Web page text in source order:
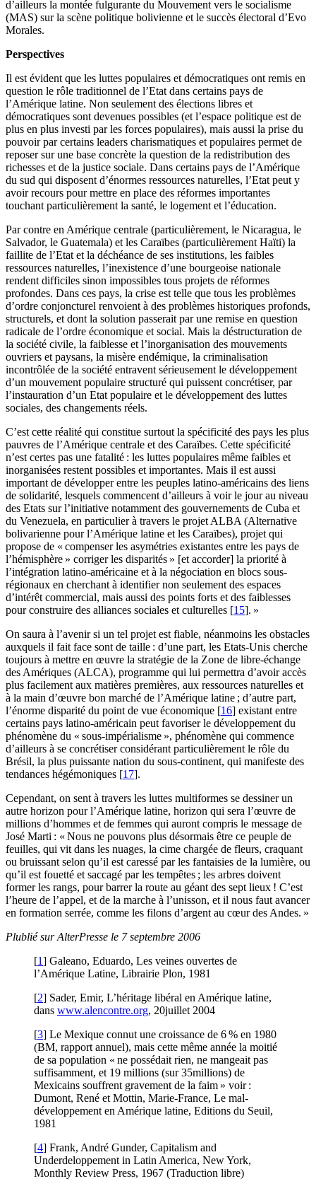
d’ailleurs la montée fulgurante du Mouvement vers le socialisme
(MAS) sur la scène politique bolivienne et le succès électoral d’Evo
Morales.
Perspectives
Il est évident que les luttes populaires et démocratiques ont remis en
question le rôle traditionnel de l’Etat dans certains pays de
l’Amérique latine. Non seulement des élections libres et
démocratiques sont devenues possibles (et l’espace politique est de
plus en plus investi par les forces populaires), mais aussi la prise du
pouvoir par certains leaders charismatiques et populaires permet de
reposer sur une base concrète la question de la redistribution des
richesses et de la justice sociale. Dans certains pays de l’Amérique
du sud qui disposent d’énormes ressources naturelles, l’Etat peut y
avoir recours pour mettre en place des réformes importantes
touchant particulièrement la santé, le logement et l’éducation.
Par contre en Amérique centrale (particulièrement, le Nicaragua, le
Salvador, le Guatemala) et les Caraïbes (particulièrement Haïti) la
faillite de l’Etat et la déchéance de ses institutions, les faibles
ressources naturelles, l’inexistence d’une bourgeoise nationale
rendent difficiles sinon impossibles tous projets de réformes
profondes. Dans ces pays, la crise est telle que tous les problèmes
d’ordre conjoncturel renvoient à des problèmes historiques profonds,
structurels, et dont la solution passerait par une remise en question
radicale de l’ordre économique et social. Mais la déstructuration de
la société civile, la faiblesse et l’inorganisation des mouvements
ouvriers et paysans, la misère endémique, la criminalisation
incontrôlée de la société entravent sérieusement le développement
d’un mouvement populaire structuré qui puissent concrétiser, par
l’instauration d’un Etat populaire et le développement des luttes
sociales, des changements réels.
C’est cette réalité qui constitue surtout la spécificité des pays les plus
pauvres de l’Amérique centrale et des Caraïbes. Cette spécificité
n’est certes pas une fatalité : les luttes populaires même faibles et
inorganisées restent possibles et importantes. Mais il est aussi
important de développer entre les peuples latino-américains des liens
de solidarité, lesquels commencent d’ailleurs à voir le jour au niveau
des Etats sur l’initiative notamment des gouvernements de Cuba et
du Venezuela, en particulier à travers le projet ALBA (Alternative
bolivarienne pour l’Amérique latine et les Caraïbes), projet qui
propose de « compenser les asymétries existantes entre les pays de
l’hémisphère » corriger les disparités » [et accorder] la priorité à
l’intégration latino-américaine et à la négociation en blocs sous-
régionaux en cherchant à identifier non seulement des espaces
d’intérêt commercial, mais aussi des points forts et des faiblesses
pour construire des alliances sociales et culturelles [15]. »
On saura à l’avenir si un tel projet est fiable, néanmoins les obstacles
auxquels il fait face sont de taille : d’une part, les Etats-Unis cherche
toujours à mettre en œuvre la stratégie de la Zone de libre-échange
des Amériques (ALCA), programme qui lui permettra d’avoir accès
plus facilement aux matières premières, aux ressources naturelles et
à la main d’œuvre bon marché de l’Amérique latine ; d’autre part,
l’énorme disparité du point de vue économique [16] existant entre
certains pays latino-américain peut favoriser le développement du
phénomène du « sous-impérialisme », phénomène qui commence
d’ailleurs à se concrétiser considérant particulièrement le rôle du
Brésil, la plus puissante nation du sous-continent, qui manifeste des
tendances hégémoniques [17].
Cependant, on sent à travers les luttes multiformes se dessiner un
autre horizon pour l’Amérique latine, horizon qui sera l’œuvre de
millions d’hommes et de femmes qui auront compris le message de
José Marti : « Nous ne pouvons plus désormais être ce peuple de
feuilles, qui vit dans les nuages, la cime chargée de fleurs, craquant
ou bruissant selon qu’il est caressé par les fantaisies de la lumière, ou
qu’il est fouetté et saccagé par les tempêtes ; les arbres doivent
former les rangs, pour barrer la route au géant des sept lieux ! C’est
l’heure de l’appel, et de la marche à l’unisson, et il nous faut avancer
en formation serrée, comme les filons d’argent au cœur des Andes. »
Plublié sur AlterPresse le 7 septembre 2006
[1] Galeano, Eduardo, Les veines ouvertes de
l’Amérique Latine, Librairie Plon, 1981
[2] Sader, Emir, L’héritage libéral en Amérique latine,
dans www.alencontre.org, 20juillet 2004
[3] Le Mexique connut une croissance de 6 % en 1980
(BM, rapport annuel), mais cette même année la moitié
de sa population « ne possédait rien, ne mangeait pas
suffisamment, et 19 millions (sur 35millions) de
Mexicains souffrent gravement de la faim » voir :
Dumont, René et Mottin, Marie-France, Le mal-
développement en Amérique latine, Editions du Seuil,
1981
[4] Frank, André Gunder, Capitalism and
Underdeloppement in Latin America, New York,
Monthly Review Press, 1967 (Traduction libre)